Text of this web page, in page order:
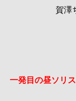
賀澤
一発目の昼ソリ